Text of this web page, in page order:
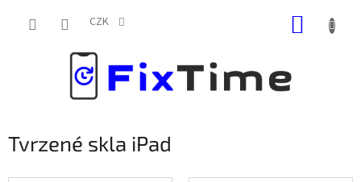
CZK
Tvrzené skla iPad